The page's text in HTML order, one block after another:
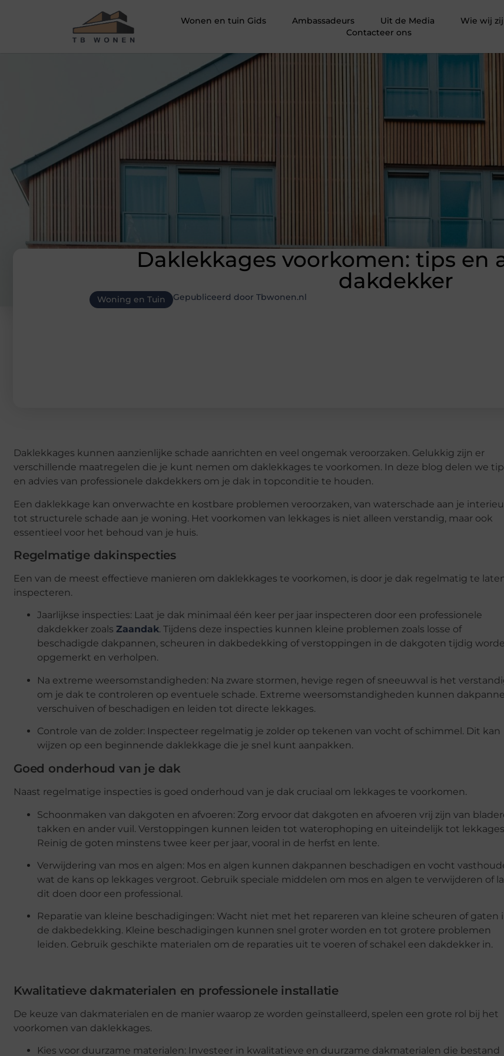
Wonen en tuin Gids Ambassadeurs Uit de Media Wie wij
Contacteer ons
Daklekkages voorkomen: tips en
dakdekker
Woning en Tuin Gepubliceerd door Tbwonen.nl
Daklekkages kunnen aanzienlijke schade aanrichten en veel ongemak veroorzaken. Gelukkig zijn er
verschillende maatregelen die je kunt nemen om daklekkages te voorkomen. In deze blog delen we
en advies van professionele dakdekkers om je dak in topconditie te houden.
Een daklekkage kan onverwachte en kostbare problemen veroorzaken, van waterschade aan je
tot structurele schade aan je woning. Het voorkomen van lekkages is niet alleen verstandig, maar ook
essentieel voor het behoud van je huis.
Regelmatige dakinspecties
Een van de meest effectieve manieren om daklekkages te voorkomen, is door je dak regelmatig te
inspecteren.
Jaarlijkse inspecties: Laat je dak minimaal één keer per jaar inspecteren door een professionele
dakdekker zoals Zaandak. Tijdens deze inspecties kunnen kleine problemen zoals losse of
beschadigde dakpannen, scheuren in dakbedekking of verstoppingen in de dakgoten tijdig
opgemerkt en verholpen.
Na extreme weersomstandigheden: Na zware stormen, hevige regen of sneeuwval is het
om je dak te controleren op eventuele schade. Extreme weersomstandigheden kunnen
verschuiven of beschadigen en leiden tot directe lekkages.
Controle van de zolder: Inspecteer regelmatig je zolder op tekenen van vocht of schimmel. Dit kan
wijzen op een beginnende daklekkage die je snel kunt aanpakken.
Goed onderhoud van je dak
Naast regelmatige inspecties is goed onderhoud van je dak cruciaal om lekkages te voorkomen.
Schoonmaken van dakgoten en afvoeren: Zorg ervoor dat dakgoten en afvoeren vrij zijn van
takken en ander vuil. Verstoppingen kunnen leiden tot waterophoping en uiteindelijk tot
Reinig de goten minstens twee keer per jaar, vooral in de herfst en lente.
Verwijdering van mos en algen: Mos en algen kunnen dakpannen beschadigen en vocht
wat de kans op lekkages vergroot. Gebruik speciale middelen om mos en algen te verwijderen of
dit doen door een professional.
Reparatie van kleine beschadigingen: Wacht niet met het repareren van kleine scheuren of gaten
de dakbedekking. Kleine beschadigingen kunnen snel groter worden en tot grotere problemen
leiden. Gebruik geschikte materialen om de reparaties uit te voeren of schakel een dakdekker in.
Kwalitatieve dakmaterialen en professionele installatie
De keuze van dakmaterialen en de manier waarop ze worden geïnstalleerd, spelen een grote rol bij het
voorkomen van daklekkages.
Kies voor duurzame materialen: Investeer in kwalitatieve en duurzame dakmaterialen die bestand